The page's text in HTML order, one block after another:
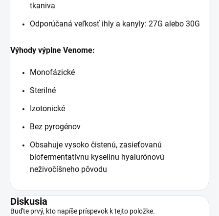
tkaniva
Odporúčaná veľkosť ihly a kanyly: 27G alebo 30G
Výhody výplne Venome:
Monofázické
Sterilné
Izotonické
Bez pyrogénov
Obsahuje vysoko čistenú, zasieťovanú
biofermentatívnu kyselinu hyalurónovú
neživočíšneho pôvodu
Diskusia
Buďte prvý, kto napíše príspevok k tejto položke.